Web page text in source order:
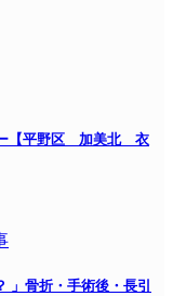
ー【平野区 加美北 衣
」骨折・手術後・長引